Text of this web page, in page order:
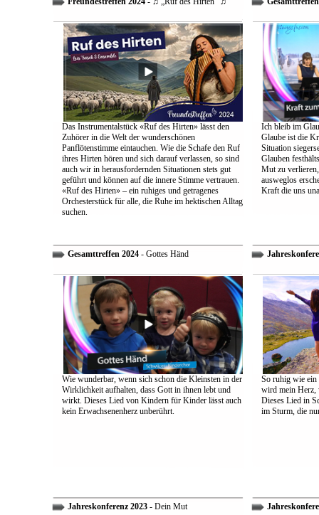
Das Instrumentalstück «Ruf des Hirten» lässt den
Zuhörer in die Welt der wunderschönen
Panflötenstimme eintauchen. Wie die Schafe den Ruf
ihres Hirten hören und sich darauf verlassen, so sind
auch wir in herausfordernden Situationen stets gut
geführt und können auf die innere Stimme vertrauen.
«Ruf des Hirten» – ein ruhiges und getragenes
Orchesterstück für alle, die Ruhe im hektischen Alltag
suchen.
Ich bleib im
Glaube ist die
Situation
Glauben
Mut zu
ausweglos
Kraft die uns
Gesamttreffen 2024- Gottes Händ
Wie wunderbar, wenn sich schon die Kleinsten in der
Wirklichkeit aufhalten, dass Gott in ihnen lebt und
wirkt. Dieses Lied von Kindern für Kinder lässt auch
kein Erwachsenenherz unberührt.
So ruhig wie ein
wird mein Herz,
Dieses Lied in
im Sturm, die
Jahreskonferenz 2023- Dein Mut